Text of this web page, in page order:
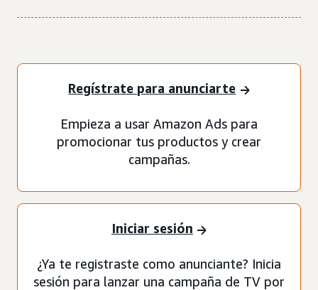
Regístrate para anunciarte
Empieza a usar Amazon Ads para
promocionar tus productos y crear
campañas.
Iniciar sesión
¿Ya te registraste como anunciante? Inicia
sesión para lanzar una campaña de TV por